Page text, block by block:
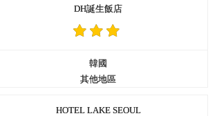
DH誕生飯店
韓國
其他地區
HOTEL LAKE SEOUL